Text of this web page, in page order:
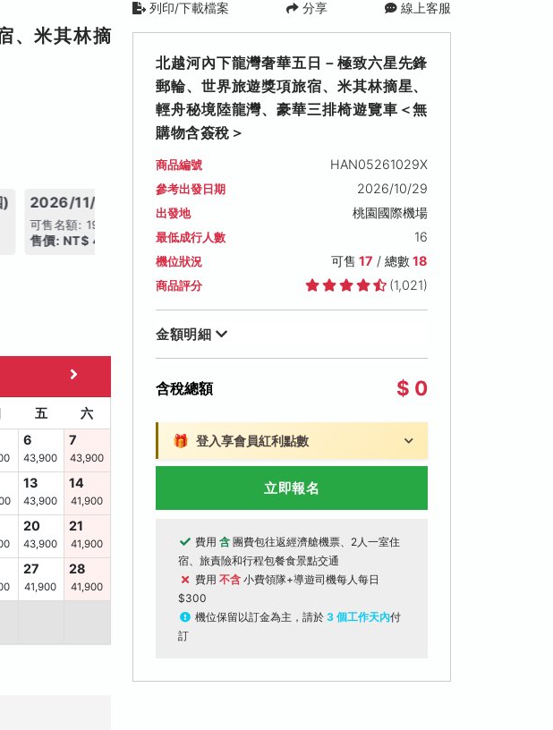
、米其林摘
2026/11/06 (五)
可售名額: 19
售價: NT$ 43,900
2026/11/07 (六)
售價: NT$ 43,900
2026/11/11 (三)
五
六
6
43,900
7
43,900
13
43,900
14
41,900
20
43,900
21
41,900
27
41,900
28
41,900
列印/下載檔案 分享 線上客服
北越河內下龍灣奢華五日－極致六星先鋒
郵輪、世界旅遊獎項旅宿、米其林摘星、
輕舟秘境陸龍灣、豪華三排椅遊覽車＜無
購物含簽稅＞
商品編號 HAN05261029X
參考出發日期 2026/10/29
出發地 桃園國際機場
最低成行人數 16
機位狀況 可售 17 / 總數18
商品評分 (1,021)
金額明細
含稅總額 $ 0
🎁 登入享會員紅利點數
立即報名
費用 含 團費包往返經濟艙機票、2人一室住
宿、旅責險和行程包餐食景點交通
費用 不含 小費領隊+導遊司機每人每日
$300
機位保留以訂金為主，請於 3 個工作天內付
訂